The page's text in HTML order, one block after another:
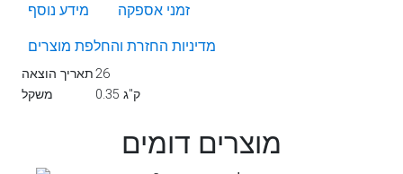
מידע נוסף
זמני אספקה
מדיניות החזרת והחלפת מוצרים
תאריך הוצאה26
משקל
0.35 ק"ג
מוצרים דומים